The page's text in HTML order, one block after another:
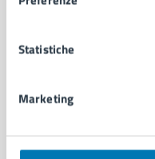
Statistiche
Marketing
Comune di
AMMINISTRAZIONE
Organi di governo